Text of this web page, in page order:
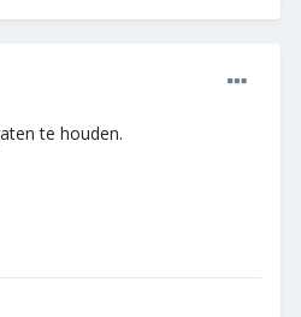
te houden.